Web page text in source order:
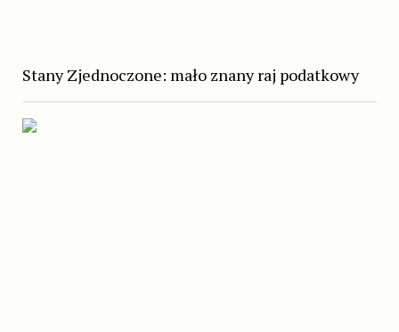
Stany Zjednoczone: mało znany raj podatkowy